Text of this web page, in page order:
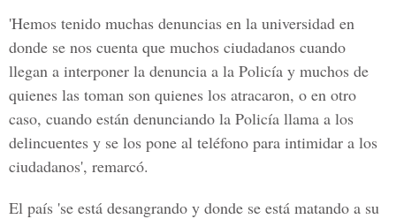
'Hemos tenido muchas denuncias en la universidad en
donde se nos cuenta que muchos ciudadanos cuando
llegan a interponer la denuncia a la Policía y muchos de
quienes las toman son quienes los atracaron, o en otro
caso, cuando están denunciando la Policía llama a los
delincuentes y se los pone al teléfono para intimidar a los
ciudadanos', remarcó.
El país 'se está desangrando y donde se está matando a su